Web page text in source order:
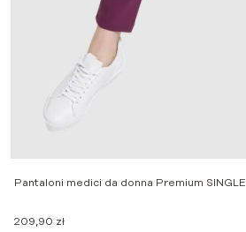
Pantaloni medici da donna Premium SINGLE
209,90 zł